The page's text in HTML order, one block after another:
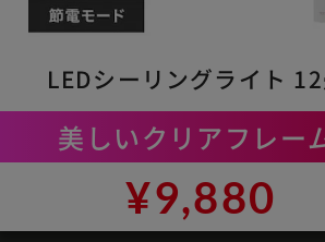
LEDシーリングライト
美しいクリアフレー
¥9,880